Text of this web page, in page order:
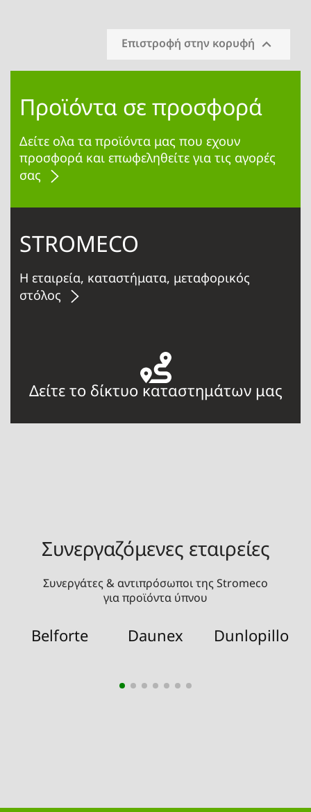
Επιστροφή στην κορυφή 
Προϊόντα σε προσφορά
Δείτε ολα τα προϊόντα μας που εχουν
προσφορά και επωφεληθείτε για τις αγορές
σας
STROMECO
Η εταιρεία, καταστήματα, μεταφορικός
στόλος
Δείτε το δίκτυο καταστημάτων μας
Συνεργαζόμενες εταιρείες
Συνεργάτες & αντιπρόσωποι της Stromeco
για προϊόντα ύπνου
Belforte Daunex Dunlopillo